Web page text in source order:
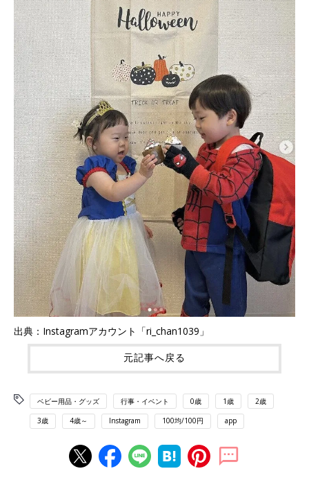
出典：Instagramアカウント「ri_chan1039」
元記事へ戻る
ベビー用品・グッズ 行事・イベント 0歳 1歳 2歳
3歳 4歳～ Instagram 100均/100円 app